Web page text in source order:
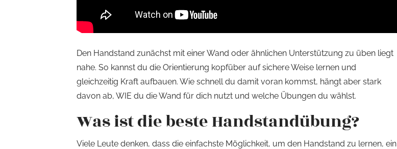
Den Handstand zunächst mit einer Wand oder ähnlichen Unterstützung zu üben liegt
nahe. So kannst du die Orientierung kopfüber auf sichere Weise lernen und
gleichzeitig Kraft aufbauen. Wie schnell du damit voran kommst, hängt aber stark
davon ab, WIE du die Wand für dich nutzt und welche Übungen du wählst.
Was ist die beste Handstandübung?
Viele Leute denken, dass die einfachste Möglichkeit, um den Handstand zu lernen, ein